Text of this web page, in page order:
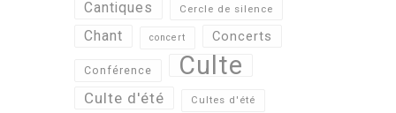
Cantiques Cercle de silence
Chant concert Concerts
Conférence Culte
Culte d'été Cultes d'été